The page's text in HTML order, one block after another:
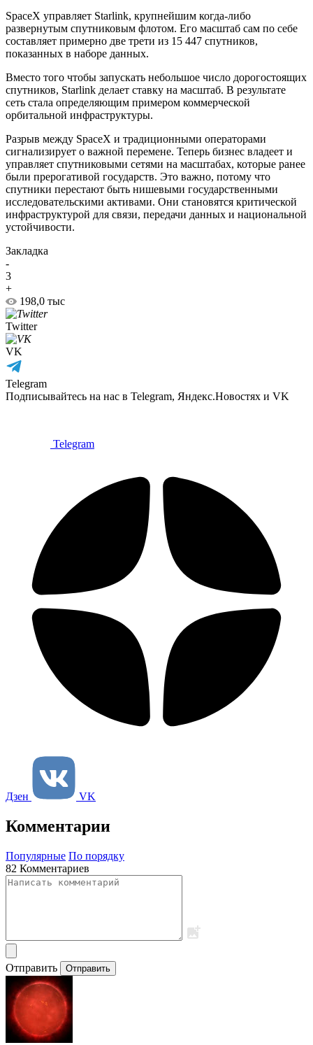
SpaceX управляет Starlink, крупнейшим когда-либо
развернутым спутниковым флотом. Его масштаб сам по себе
составляет примерно две трети из 15 447 спутников,
показанных в наборе данных.
Вместо того чтобы запускать небольшое число дорогостоящих
спутников, Starlink делает ставку на масштаб. В результате
сеть стала определяющим примером коммерческой
орбитальной инфраструктуры.
Разрыв между SpaceX и традиционными операторами
сигнализирует о важной перемене. Теперь бизнес владеет и
управляет спутниковыми сетями на масштабах, которые ранее
были прерогативой государств. Это важно, потому что
спутники перестают быть нишевыми государственными
исследовательскими активами. Они становятся критической
инфраструктурой для связи, передачи данных и национальной
устойчивости.
Закладка
-
3
+
198,0 тыс
Twitter
VK
Telegram
Подписывайтесь на нас в Telegram, Яндекс.Новостях и VK
Telegram
Дзен VK
Комментарии
Популярные По порядку
82 Комментариев
Отправить Отправить